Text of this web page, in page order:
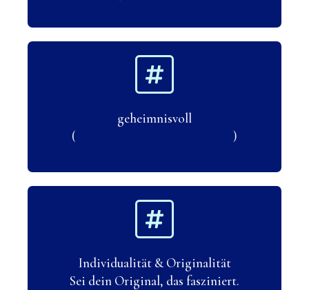
geheimnisvoll
( )
Individualität & Originalität
Sei dein Original, das fasziniert.